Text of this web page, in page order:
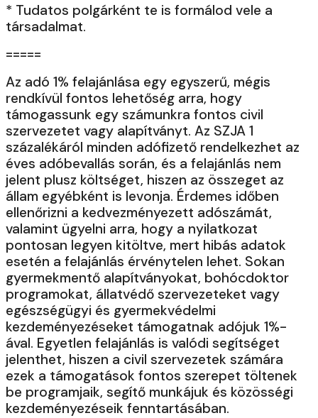
* Tudatos polgárként te is formálod vele a
társadalmat.
=====
Az adó 1% felajánlása egy egyszerű, mégis
rendkívül fontos lehetőség arra, hogy
támogassunk egy számunkra fontos civil
szervezetet vagy alapítványt. Az SZJA 1
százalékáról minden adófizető rendelkezhet az
éves adóbevallás során, és a felajánlás nem
jelent plusz költséget, hiszen az összeget az
állam egyébként is levonja. Érdemes időben
ellenőrizni a kedvezményezett adószámát,
valamint ügyelni arra, hogy a nyilatkozat
pontosan legyen kitöltve, mert hibás adatok
esetén a felajánlás érvénytelen lehet. Sokan
gyermekmentő alapítványokat, bohócdoktor
programokat, állatvédő szervezeteket vagy
egészségügyi és gyermekvédelmi
kezdeményezéseket támogatnak adójuk 1%-
ával. Egyetlen felajánlás is valódi segítséget
jelenthet, hiszen a civil szervezetek számára
ezek a támogatások fontos szerepet töltenek
be programjaik, segítő munkájuk és közösségi
kezdeményezéseik fenntartásában.